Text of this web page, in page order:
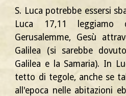
S. Luca potrebbe essersi
Luca 17,11 leggiamo
Gerusalemme, Gesù
Galilea (si sarebbe
Galilea e la Samaria). In
tetto di tegole, anche se
all'epoca nelle abitazioni